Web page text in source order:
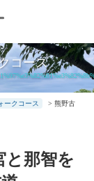
コース
ークコース > 熊野古
と那智を